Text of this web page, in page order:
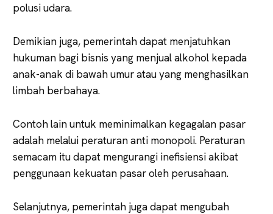
polusi udara.
Demikian juga, pemerintah dapat menjatuhkan
hukuman bagi bisnis yang menjual alkohol kepada
anak-anak di bawah umur atau yang menghasilkan
limbah berbahaya.
Contoh lain untuk meminimalkan kegagalan pasar
adalah melalui peraturan anti monopoli. Peraturan
semacam itu dapat mengurangi inefisiensi akibat
penggunaan kekuatan pasar oleh perusahaan.
Selanjutnya, pemerintah juga dapat mengubah